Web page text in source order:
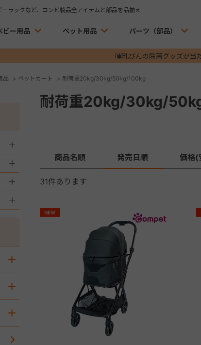
ラックなど、コンビ製品全アイテムと部品を品揃え
ビー用品 ペット用品 パーツ（部品）
哺乳びんの除菌グッズが当
品 > ペットカート > 耐荷重20kg/30kg/50kg/100kg
耐荷重20kg/30kg/
商品名順 発売日順 価格(
31件あります